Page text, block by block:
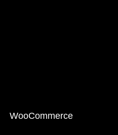
WooCommerce